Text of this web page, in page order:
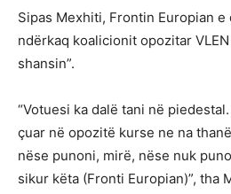
Sipas Mexhiti, Frontin Europian
ndërkaq koalicionit opozitar
shansin”.
“Votuesi ka dalë tani në
çuar në opozitë kurse ne na
nëse punoni, mirë, nëse nuk
sikur këta (Fronti Europian)”, tha